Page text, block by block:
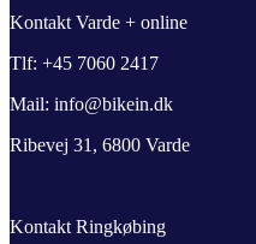
Kontakt Varde + online
Tlf: +45 7060 2417
Mail: info@bikein.dk
Ribevej 31, 6800 Varde
Kontakt Ringkøbing